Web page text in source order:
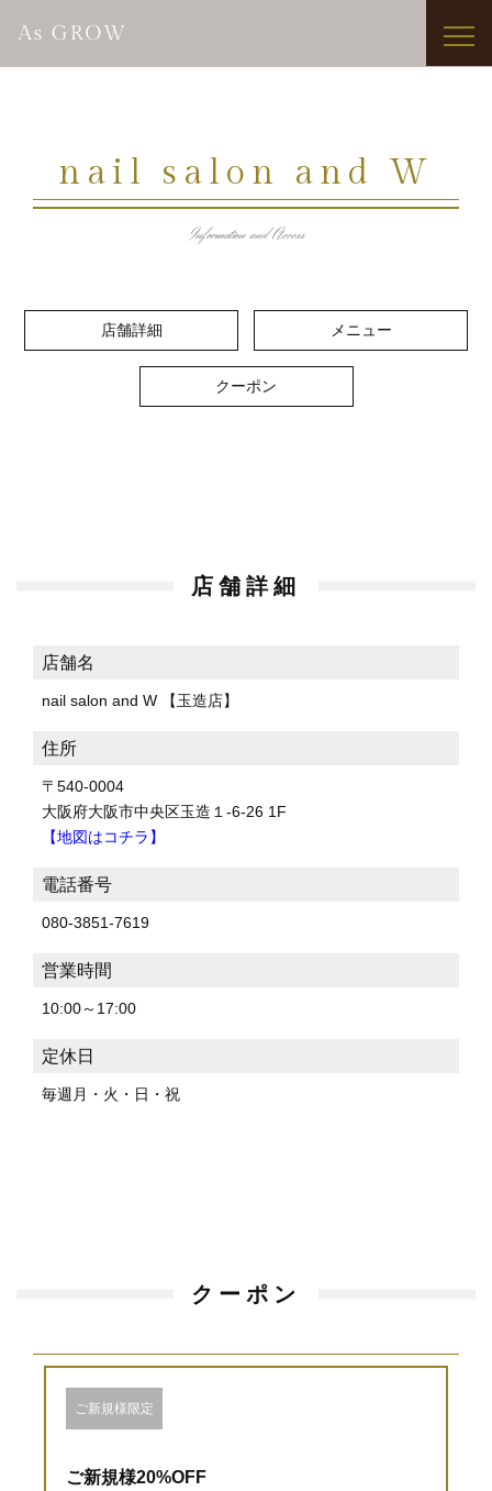
nail salon and W
Information and Access
店舗詳細 メニュー
クーポン
店舗詳細
店舗名
nail salon and W 【玉造店】
住所
〒540-0004
大阪府大阪市中央区玉造１-6-26 1F
【地図はコチラ】
電話番号
080-3851-7619
営業時間
10:00～17:00
定休日
毎週月・火・日・祝
クーポン
ご新規様限定
ご新規様20%OFF